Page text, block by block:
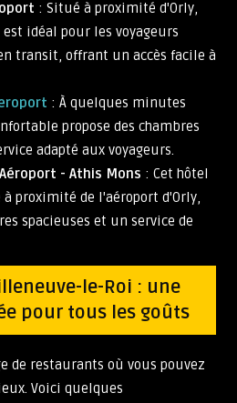
: Situé à proximité d'Orly,
idéal pour les voyageurs
transit, offrant un accès facile à
: À quelques minutes
propose des chambres
adapté aux voyageurs.
- Athis Mons : Cet hôtel
proximité de l'aéroport d'Orly,
spacieuses et un service de
le-Roi : une
pour tous les goûts
de restaurants où vous pouvez
Voici quelques